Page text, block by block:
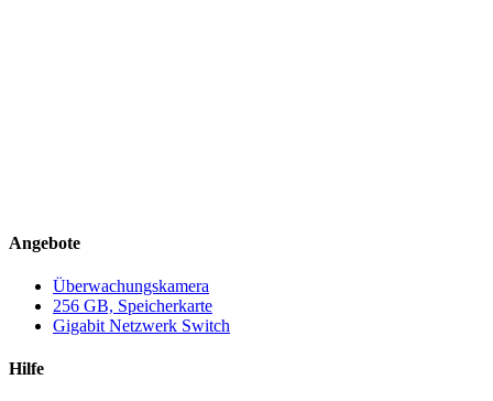
Angebote
Überwachungskamera
256 GB, Speicherkarte
Gigabit Netzwerk Switch
Hilfe